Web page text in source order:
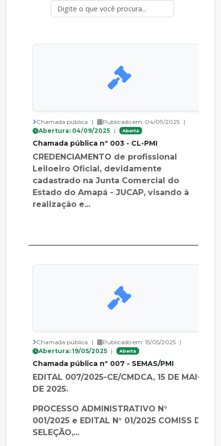
Chamada pública | Publicado em: 04/09/2025 |
Abertura: 04/09/2025 | Aberta
Chamada pública nº 003 - CL-PMI
CREDENCIAMENTO de profissional
Leiloeiro Oficial, devidamente
cadastrado na Junta Comercial do
Estado do Amapá - JUCAP, visando à
realização e...
Chamada pública | Publicado em: 15/05/2025 |
Abertura: 19/05/2025 | Aberta
Chamada pública nº 007 - SEMAS/PMI
EDITAL 007/2025-CE/CMDCA, 15 DE MAIO
DE 2025.
PROCESSO ADMINISTRATIVO N°
001/2025 e EDITAL N° 01/2025 COMISS DE
SELEÇÃO,...